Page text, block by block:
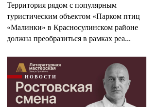
Территория рядом с популярным
туристическим объектом «Парком птиц
«Малинки» в Красносулинском районе
должна преобразиться в рамках реа...
НОВОСТИ